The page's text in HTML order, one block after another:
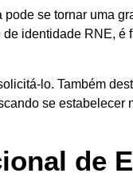
se tornar uma
identidade RNE, é
lo. Também
se estabelecer
de